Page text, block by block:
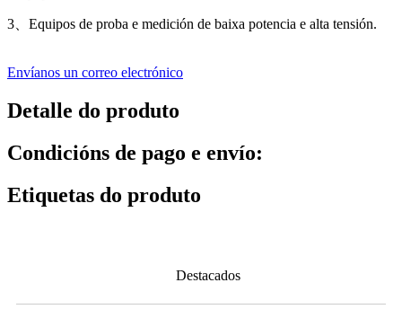
3 Equipos de proba e medición de baixa potencia e alta tensión.
Envíanos un correo electrónico
Detalle do produto
Condicións de pago e envío:
Etiquetas do produto
Destacados